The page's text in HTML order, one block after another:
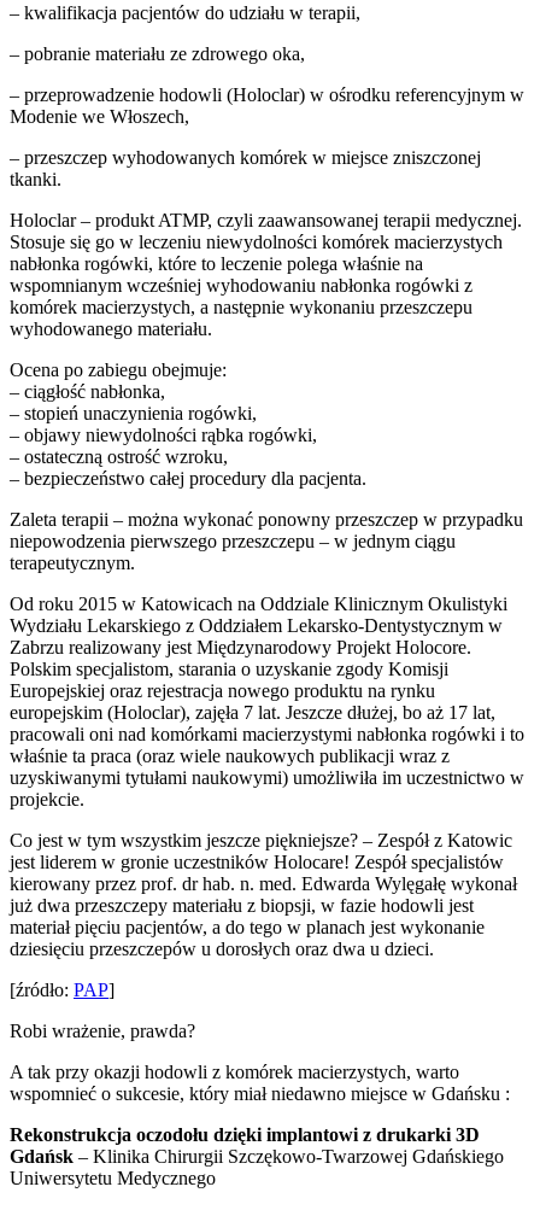
– kwalifikacja pacjentów do udziału w terapii,
– pobranie materiału ze zdrowego oka,
– przeprowadzenie hodowli (Holoclar) w ośrodku referencyjnym w
Modenie we Włoszech,
– przeszczep wyhodowanych komórek w miejsce zniszczonej
tkanki.
Holoclar – produkt ATMP, czyli zaawansowanej terapii medycznej.
Stosuje się go w leczeniu niewydolności komórek macierzystych
nabłonka rogówki, które to leczenie polega właśnie na
wspomnianym wcześniej wyhodowaniu nabłonka rogówki z
komórek macierzystych, a następnie wykonaniu przeszczepu
wyhodowanego materiału.
Ocena po zabiegu obejmuje:
– ciągłość nabłonka,
– stopień unaczynienia rogówki,
– objawy niewydolności rąbka rogówki,
– ostateczną ostrość wzroku,
– bezpieczeństwo całej procedury dla pacjenta.
Zaleta terapii – można wykonać ponowny przeszczep w przypadku
niepowodzenia pierwszego przeszczepu – w jednym ciągu
terapeutycznym.
Od roku 2015 w Katowicach na Oddziale Klinicznym Okulistyki
Wydziału Lekarskiego z Oddziałem Lekarsko-Dentystycznym w
Zabrzu realizowany jest Międzynarodowy Projekt Holocore.
Polskim specjalistom, starania o uzyskanie zgody Komisji
Europejskiej oraz rejestracja nowego produktu na rynku
europejskim (Holoclar), zajęła 7 lat. Jeszcze dłużej, bo aż 17 lat,
pracowali oni nad komórkami macierzystymi nabłonka rogówki i to
właśnie ta praca (oraz wiele naukowych publikacji wraz z
uzyskiwanymi tytułami naukowymi) umożliwiła im uczestnictwo w
projekcie.
Co jest w tym wszystkim jeszcze piękniejsze? – Zespół z Katowic
jest liderem w gronie uczestników Holocare! Zespół specjalistów
kierowany przez prof. dr hab. n. med. Edwarda Wylęgałę wykonał
już dwa przeszczepy materiału z biopsji, w fazie hodowli jest
materiał pięciu pacjentów, a do tego w planach jest wykonanie
dziesięciu przeszczepów u dorosłych oraz dwa u dzieci.
[źródło: PAP]
Robi wrażenie, prawda?
A tak przy okazji hodowli z komórek macierzystych, warto
wspomnieć o sukcesie, który miał niedawno miejsce w Gdańsku :
Rekonstrukcja oczodołu dzięki implantowi z drukarki 3D
Gdańsk – Klinika Chirurgii Szczękowo-Twarzowej Gdańskiego
Uniwersytetu Medycznego